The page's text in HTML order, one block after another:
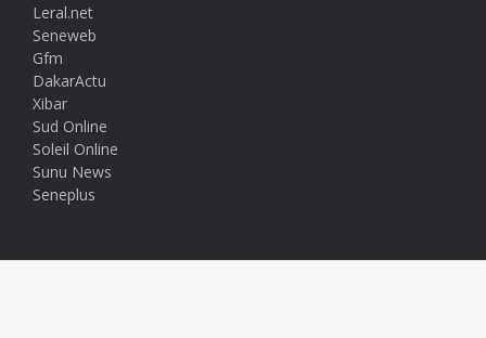
Leral.net
Seneweb
Gfm
DakarActu
Xibar
Sud Online
Soleil Online
Sunu News
Seneplus